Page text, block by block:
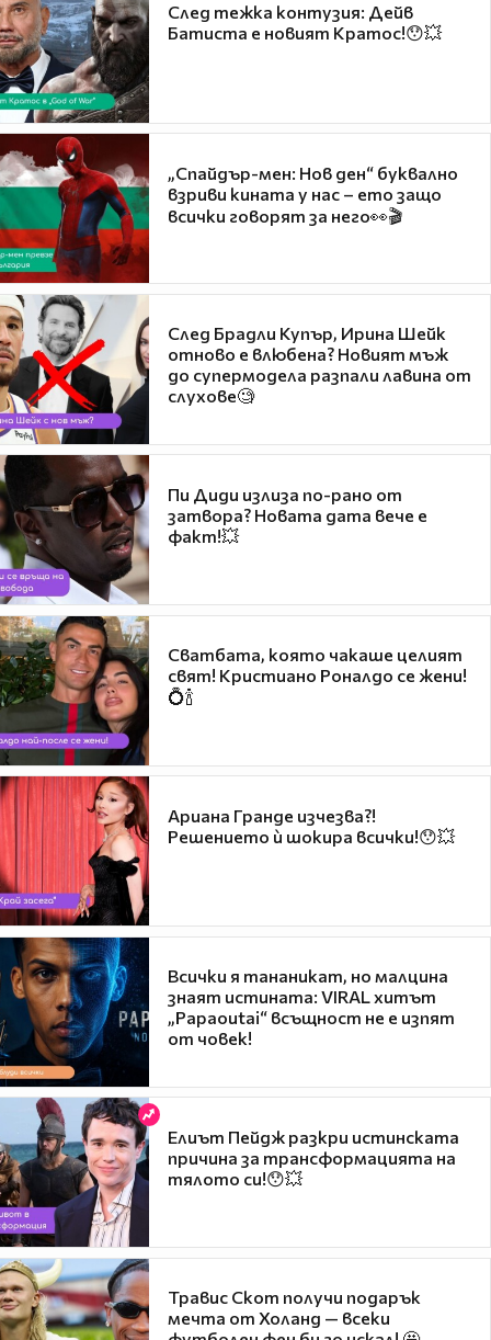
След тежка контузия: Дейв
Батиста е новият Кратос!😯💥
„Спайдър-мен: Нов ден“ буквално
взриви кината у нас – ето защо
всички говорят за него👀🎬
След Брадли Купър, Ирина Шейк
отново е влюбена? Новият мъж
до супермодела разпали лавина от
слухове🧐
Пи Диди излиза по-рано от
затвора? Новата дата вече е
факт!💥
Сватбата, която чакаше целият
свят! Кристиано Роналдо се жени!
💍🍾
Ариана Гранде изчезва?!
Решението ѝ шокира всички!😯💥
Всички я тананикат, но малцина
знаят истината: VIRAL хитът
„Papaoutai“ всъщност не е изпят
от човек!
Елиът Пейдж разкри истинската
причина за трансформацията на
тялото си!😯💥
Травис Скот получи подарък
мечта от Холанд — всеки